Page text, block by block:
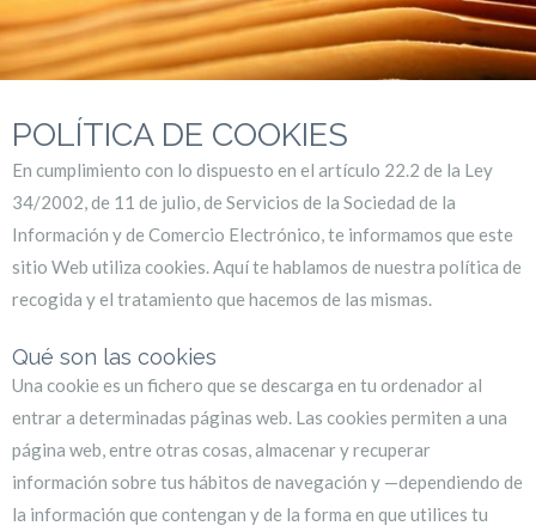
POLÍTICA DE COOKIES
En cumplimiento con lo dispuesto en el artículo 22.2 de la Ley
34/2002, de 11 de julio, de Servicios de la Sociedad de la
Información y de Comercio Electrónico, te informamos que este
sitio Web utiliza cookies. Aquí te hablamos de nuestra política de
recogida y el tratamiento que hacemos de las mismas.
Qué son las cookies
Una cookie es un fichero que se descarga en tu ordenador al
entrar a determinadas páginas web. Las cookies permiten a una
página web, entre otras cosas, almacenar y recuperar
información sobre tus hábitos de navegación y —dependiendo de
la información que contengan y de la forma en que utilices tu